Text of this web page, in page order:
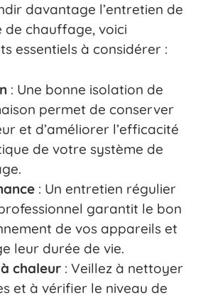
davantage l’entretien de
de chauffage, voici
essentiels à considérer :
: Une bonne isolation de
permet de conserver
et d’améliorer l’efficacité
de votre système de
: Un entretien régulier
garantit le bon
de vos appareils et
leur durée de vie.
chaleur : Veillez à nettoyer
et à vérifier le niveau de